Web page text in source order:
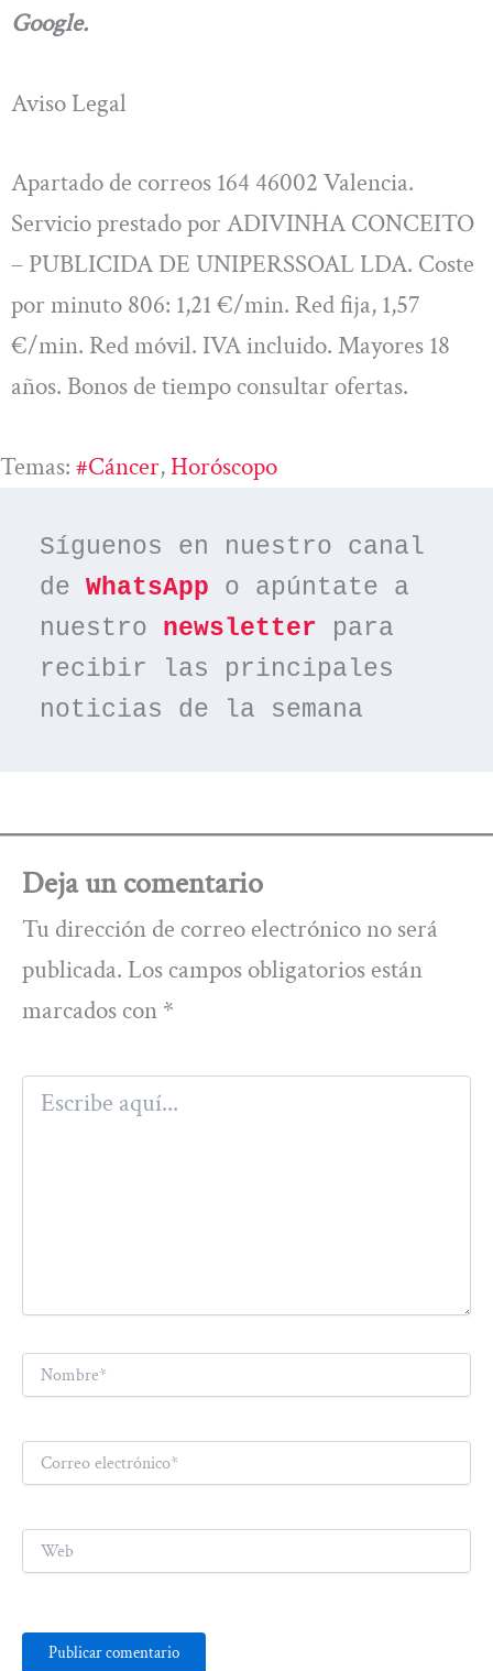
Google.
Aviso Legal
Apartado de correos 164 46002 Valencia.
Servicio prestado por ADIVINHA CONCEITO
– PUBLICIDA DE UNIPERSSOAL LDA. Coste
por minuto 806: 1,21 €/min. Red fija, 1,57
€/min. Red móvil. IVA incluido. Mayores 18
años. Bonos de tiempo consultar ofertas.
Temas: #cáncer, Horóscopo
Síguenos en nuestro canal
de WhatsApp o apúntate a
nuestro newsletter para
recibir las principales
noticias de la semana
Deja un comentario
Tu dirección de correo electrónico no será
publicada. Los campos obligatorios están
marcados con *
Escribe
aquí...
electrónico*
Web